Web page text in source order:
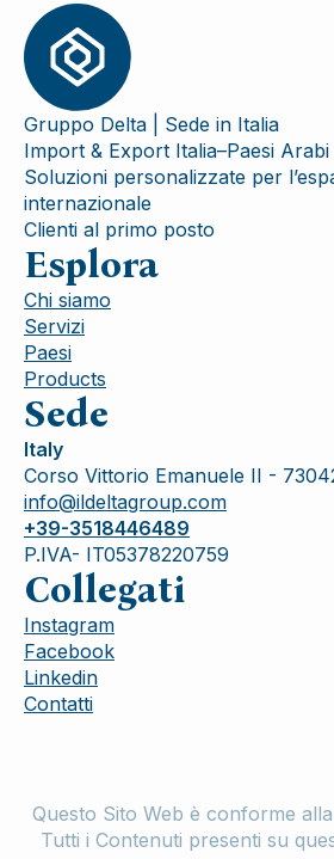
Gruppo Delta | Sede in Italia
Import & Export Italia–Paesi Arabi
Soluzioni personalizzate per
internazionale
Clienti al primo posto
Esplora
Chi siamo
Servizi
Paesi
Products
Sede
Italy
Corso Vittorio Emanuele II -
info@ildeltagroup.com
+39-3518446489
P.IVA- IT05378220759
Collegati
Instagram
Facebook
Linkedin
Contatti
Questo Sito Web è conforme
Tutti i Contenuti presenti su